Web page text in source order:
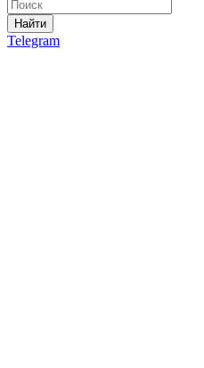
Найти
Telegram